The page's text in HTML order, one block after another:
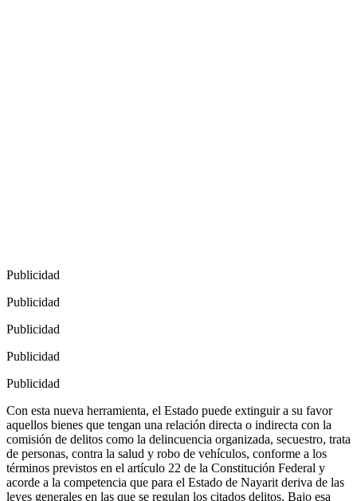
Publicidad
Publicidad
Publicidad
Publicidad
Publicidad
Con esta nueva herramienta, el Estado puede extinguir a su favor
aquellos bienes que tengan una relación directa o indirecta con la
comisión de delitos como la delincuencia organizada, secuestro, trata
de personas, contra la salud y robo de vehículos, conforme a los
términos previstos en el artículo 22 de la Constitución Federal y
acorde a la competencia que para el Estado de Nayarit deriva de las
leyes generales en las que se regulan los citados delitos. Bajo esa